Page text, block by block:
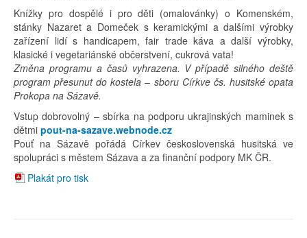
Knížky pro dospělé i pro děti (omalovánky) o Komenském,
stánky Nazaret a Domeček s keramickými a dalšími výrobky
zařízení lidí s handicapem, fair trade káva a další výrobky,
klasické i vegetariánské občerstvení, cukrová vata!
Změna programu a časů vyhrazena. V případě silného deště
program přesunut do kostela – sboru Církve čs. husitské opata
Prokopa na Sázavě.
Vstup dobrovolný – sbírka na podporu ukrajinských maminek s
dětmi pout-na-sazave.webnode.cz
Pouť na Sázavě pořádá Církev československá husitská ve
spolupráci s městem Sázava a za ﬁnanční podpory MK ČR.
Plakát pro tisk